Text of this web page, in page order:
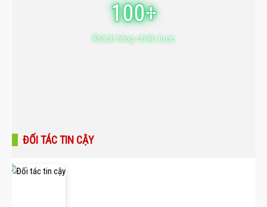
100+
Khách hàng chiến lược
ĐỐI TÁC TIN CẬY